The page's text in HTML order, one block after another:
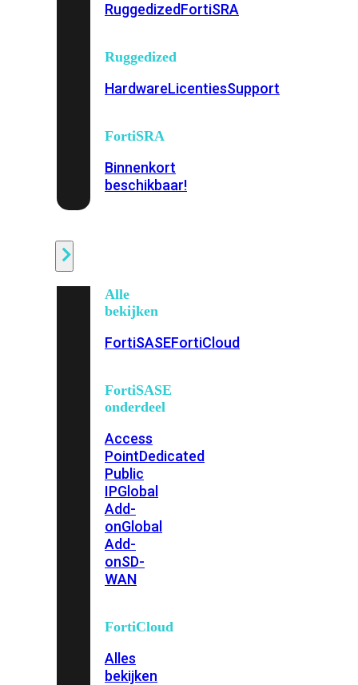
RuggedizedFortiSRA
Ruggedized
HardwareLicentiesSupport
FortiSRA
Binnenkort
beschikbaar!
Alle
bekijken
FortiSASEFortiCloud
FortiSASE
onderdeel
Access
PointDedicated
Public
IPGlobal
Add-
onGlobal
Add-
onSD-
WAN
FortiCloud
Alles
bekijken